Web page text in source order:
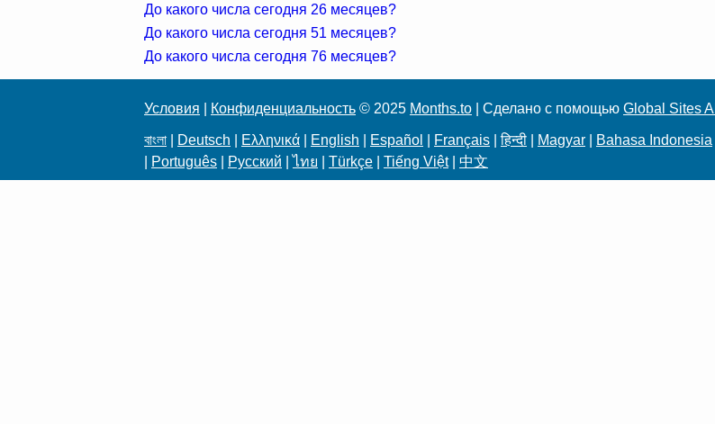
До какого числа сегодня 26 месяцев?
До какого числа сегодня 51 месяцев?
До какого числа сегодня 76 месяцев?
Условия Конфиденциальность © 2025 Months.to | Сделано с помощью Global Sites AI
বাংলা Deutsch Ελληνικά English Español Français |हिन्दी Magyar Bahasa Indonesia
Português Русский |ไทย Türkçe Tiếng Việt| 中文